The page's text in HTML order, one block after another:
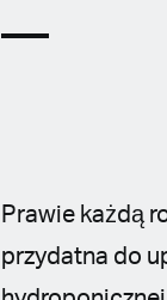
Prawie każdą
przydatna do